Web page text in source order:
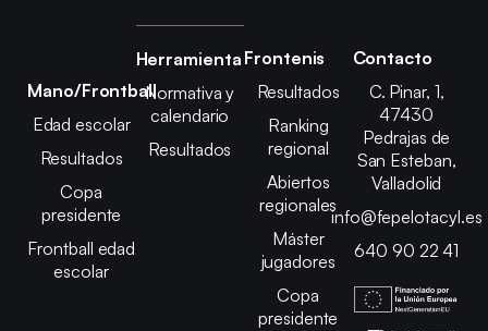
Mano/Frontball
Edad escolar
Resultados
Copa
presidente
Frontball edad
escolar
Herramienta
Normativa y
calendario
Resultados
Frontenis
Resultados
Ranking
regional
Abiertos
regionales
Máster
jugadores
Copa
presidente
Contacto
C. Pinar, 1,
47430
Pedrajas de
San Esteban,
Valladolid
info@fepelotacyl.es
640 90 22 41